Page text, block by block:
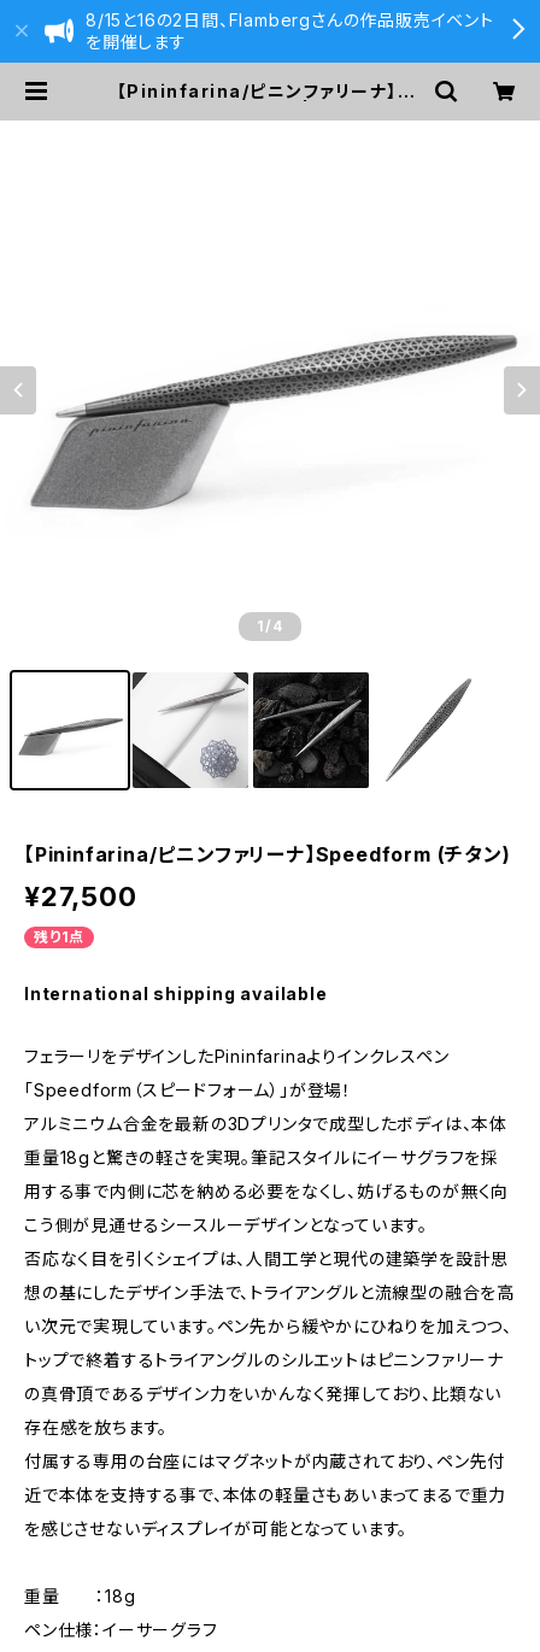
8/15と16の2日間、Flambergさんの作品販売イベント
を開催します
【Pininfarina/ピニンファリーナ】Sp
1 /4
【Pininfarina/ピニンファリーナ】Speedform (チタン)
¥27,500
残り1点
International shipping available
フェラーリをデザインしたPininfarinaよりインクレスペン
「Speedform（スピードフォーム）」が登場！
アルミニウム合金を最新の3Dプリンタで成型したボディは、本体
重量18gと驚きの軽さを実現。筆記スタイルにイーサグラフを採
用する事で内側に芯を納める必要をなくし、妨げるものが無く向
こう側が見通せるシースルーデザインとなっています。
否応なく目を引くシェイプは、人間工学と現代の建築学を設計思
想の基にしたデザイン手法で、トライアングルと流線型の融合を高
い次元で実現しています。ペン先から緩やかにひねりを加えつつ、
トップで終着するトライアングルのシルエットはピニンファリーナ
の真骨頂であるデザイン力をいかんなく発揮しており、比類ない
存在感を放ちます。
付属する専用の台座にはマグネットが内蔵されており、ペン先付
近で本体を支持する事で、本体の軽量さもあいまってまるで重力
を感じさせないディスプレイが可能となっています。
重量 ：18g
ペン仕様：イーサーグラフ